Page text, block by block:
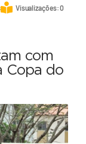
Visualizações: 0
com
Copa do